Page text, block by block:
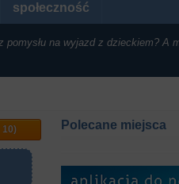
społeczność
na wyjazd z dzieckiem? A
10) Polecane miejsca